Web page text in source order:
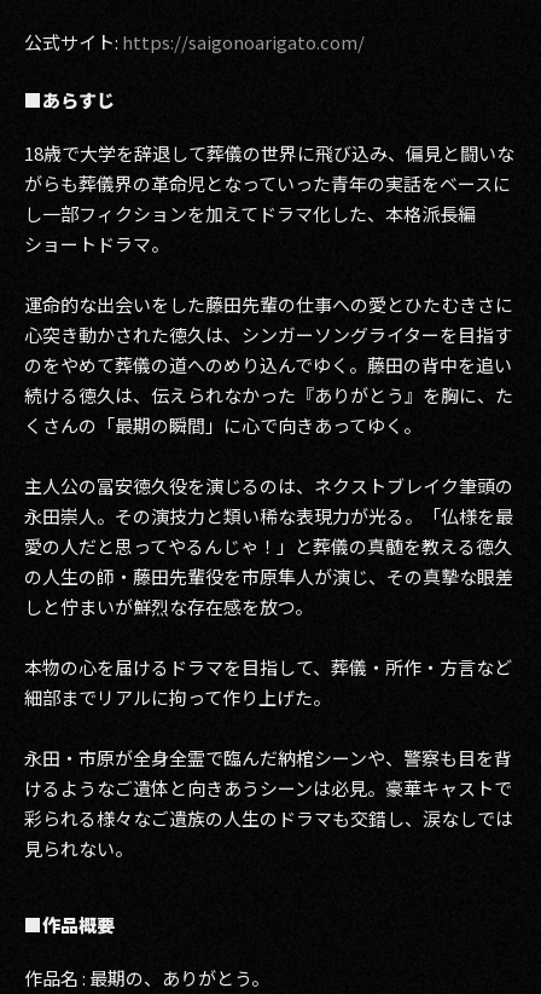
公式サイト: https://saigonoarigato.com/
■あらすじ
18歳で大学を辞退して葬儀の世界に飛び込み、偏見と闘いな
がらも葬儀界の革命児となっていった青年の実話をベースに
し一部フィクションを加えてドラマ化した、本格派長編
ショートドラマ。
運命的な出会いをした藤田先輩の仕事への愛とひたむきさに
心突き動かされた徳久は、シンガーソングライターを目指す
のをやめて葬儀の道へのめり込んでゆく。藤田の背中を追い
続ける徳久は、伝えられなかった『ありがとう』を胸に、た
くさんの「最期の瞬間」に心で向きあってゆく。
主人公の冨安徳久役を演じるのは、ネクストブレイク筆頭の
永田崇人。その演技力と類い稀な表現力が光る。「仏様を最
愛の人だと思ってやるんじゃ！」と葬儀の真髄を教える徳久
の人生の師・藤田先輩役を市原隼人が演じ、その真摯な眼差
しと佇まいが鮮烈な存在感を放つ。
本物の心を届けるドラマを目指して、葬儀・所作・方言など
細部までリアルに拘って作り上げた。
永田・市原が全身全霊で臨んだ納棺シーンや、警察も目を背
けるようなご遺体と向きあうシーンは必見。豪華キャストで
彩られる様々なご遺族の人生のドラマも交錯し、涙なしでは
見られない。
■作品概要
作品名 : 最期の、ありがとう。